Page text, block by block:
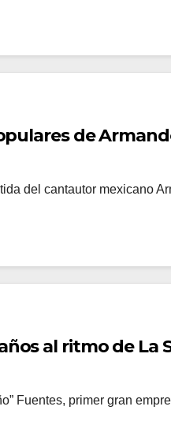
de
del cantautor mexicano
al ritmo de La
Fuentes, primer gran